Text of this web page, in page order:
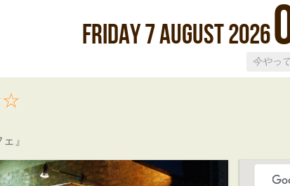
Friday7August2026
』